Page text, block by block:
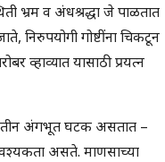
भ्रम व अंधश्रद्धा जे पाळतात
निरुपयोगी गोष्टींना चिकटून
व्हाव्यात यासाठी प्रयत्न
तीन अंगभूत घटक असतात –
असते. माणसाच्या